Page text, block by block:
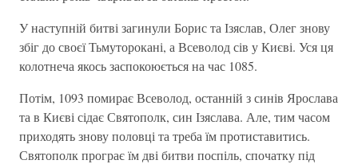
У наступній битві загинули Борис та Ізяслав, Олег знову
збіг до своєї Тьмуторокані, а Всеволод сів у Києві. Уся ця
колотнеча якось заспокоюється на час 1085.
Потім, 1093 помирає Всеволод, останній з синів Ярослава
та в Києві сідає Святополк, син Ізяслава. Але, тим часом
приходять знову половці та треба їм протиставитись.
Святополк програє їм дві битви поспіль, спочатку під